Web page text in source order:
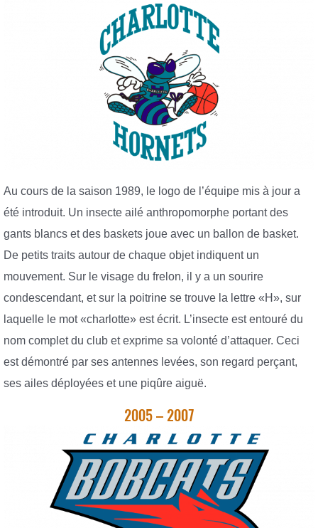
Au cours de la saison 1989, le logo de l’équipe mis à jour a
été introduit. Un insecte ailé anthropomorphe portant des
gants blancs et des baskets joue avec un ballon de basket.
De petits traits autour de chaque objet indiquent un
mouvement. Sur le visage du frelon, il y a un sourire
condescendant, et sur la poitrine se trouve la lettre «H», sur
laquelle le mot «charlotte» est écrit. L’insecte est entouré du
nom complet du club et exprime sa volonté d’attaquer. Ceci
est démontré par ses antennes levées, son regard perçant,
ses ailes déployées et une piqûre aiguë.
2005 – 2007